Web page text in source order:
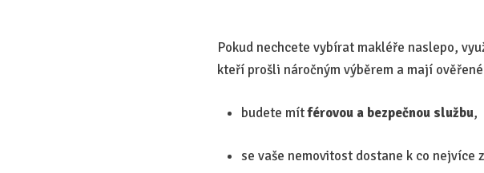
Pokud nechcete vybírat makléře naslepo,
kteří prošli náročným výběrem a mají
budete mítférovou a bezpečnou službu,
se vaše nemovitost dostane k co nejvíce